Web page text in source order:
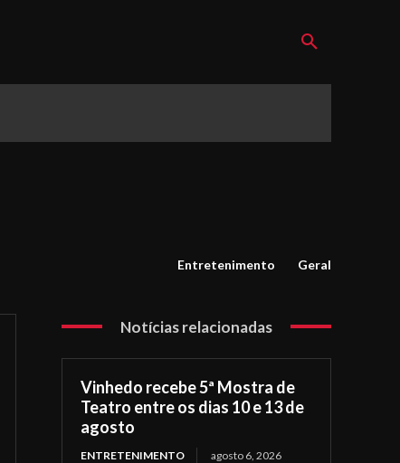
Entretenimento Geral
Notícias relacionadas
Vinhedo recebe 5ª Mostra de
Teatro entre os dias 10 e 13 de
agosto
ENTRETENIMENTO agosto 6, 2026